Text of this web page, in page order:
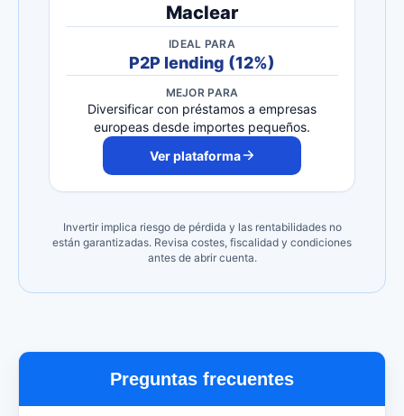
Maclear
IDEAL PARA
P2P lending (12%)
MEJOR PARA
Diversificar con préstamos a empresas
europeas desde importes pequeños.
Ver plataforma
Invertir implica riesgo de pérdida y las rentabilidades no
están garantizadas. Revisa costes, fiscalidad y condiciones
antes de abrir cuenta.
Preguntas frecuentes